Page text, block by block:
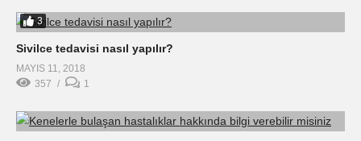
3
Sivilce tedavisi nasıl yapılır?
MAYIS 11, 2018
357
1